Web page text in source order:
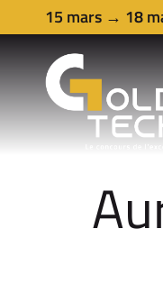
15 mars → 18